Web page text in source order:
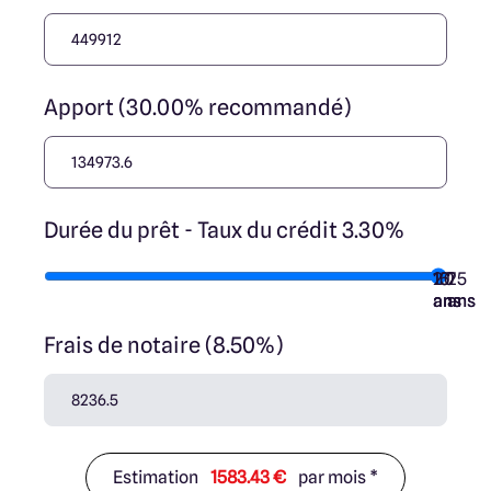
Apport (30.00% recommandé)
Durée du prêt - Taux du crédit 3.30%
7
ans
10
ans
15
ans
20
ans
25
ans
Frais de notaire (8.50%)
Estimation 1583.43 € par mois *